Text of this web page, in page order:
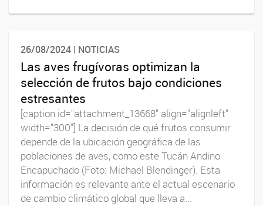
26/08/2024 | NOTICIAS
Las aves frugívoras optimizan la
selección de frutos bajo condiciones
estresantes
[caption id="attachment_13668" align="alignleft"
width="300"] La decisión de qué frutos consumir
depende de la ubicación geográfica de las
poblaciones de aves, como este Tucán Andino
Encapuchado (Foto: Michael Blendinger). Esta
información es relevante ante el actual escenario
de cambio climático global que lleva a...